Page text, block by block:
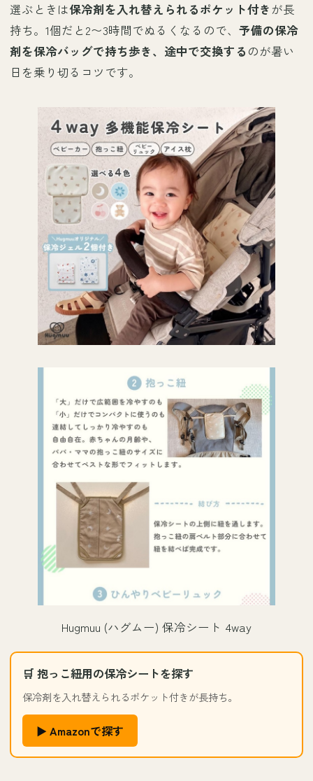
選ぶときは保冷剤を入れ替えられるポケット付き が長
持ち。1個だと2〜3時間でぬるくなるので、 予備の保冷
剤を保冷バッグで持ち歩き、途中で交換する のが暑い
日を乗り切るコツです。
Hugmuu (ハグムー) 保冷シート 4way
🛒 抱っこ紐用の保冷シートを探す
保冷剤を入れ替えられるポケット付きが長持ち。
▶ Amazonで探す